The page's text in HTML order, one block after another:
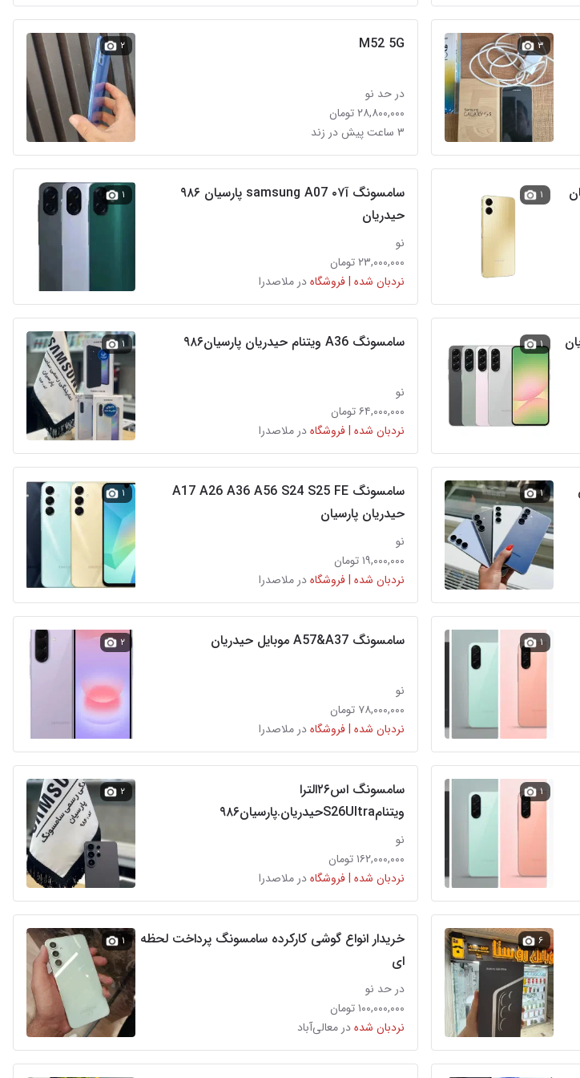
۳ M52 5G
در حد نو
۲۸,۸۰۰,۰۰۰ تومان
۳ ساعت پیش در زند
۲
۱
سامسونگ آ۰۷ samsung A07 پارسیان ۹۸۶
حیدریان
نو
۲۳,۰۰۰,۰۰۰ تومان
نردبان شده | فروشگاهدر ملاصدرا
۱
۱ سامسونگ A36 ویتنام حیدریان پارسیان۹۸۶
نو
۶۴,۰۰۰,۰۰۰ تومان
نردبان شده | فروشگاهدر ملاصدرا
۱
۱
سامسونگ A17 A26 A36 A56 S24 S25 FE
حیدریان پارسیان
نو
۱۹,۰۰۰,۰۰۰ تومان
نردبان شده | فروشگاهدر ملاصدرا
۱
۱ سامسونگ A57&A37 موبایل حیدریان
نو
۷۸,۰۰۰,۰۰۰ تومان
نردبان شده | فروشگاهدر ملاصدرا
۲
۱
سامسونگ اس۲۶الترا
ویتنامS26Ultraحیدریان.پارسیان۹۸۶
نو
۱۶۲,۰۰۰,۰۰۰ تومان
نردبان شده | فروشگاهدر ملاصدرا
۲
۶
خریدار انواع گوشی کارکرده سامسونگ پرداخت لحظه
ای
در حد نو
۱۰۰,۰۰۰,۰۰۰ تومان
نردبان شدهدر معالی‌آباد
۱